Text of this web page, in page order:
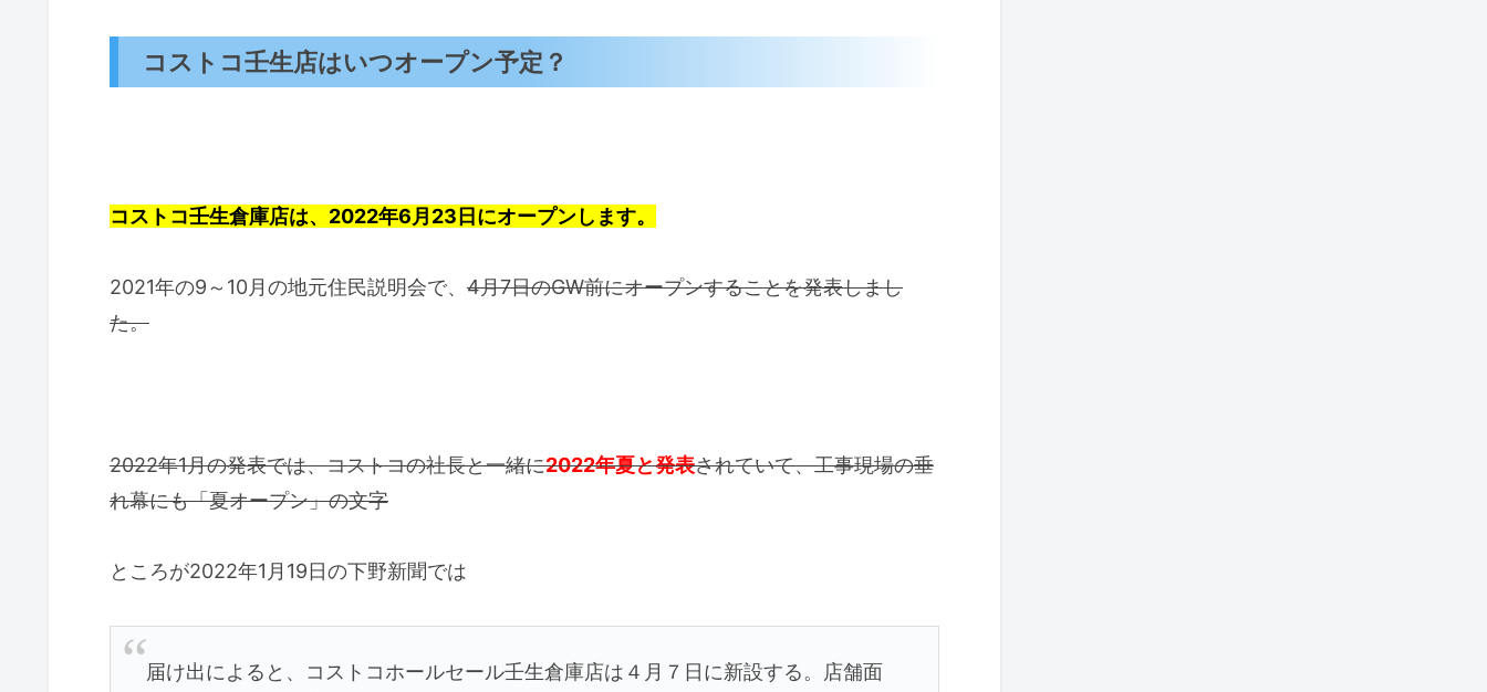
コストコ壬生店はいつオープン予定？
コストコ壬生倉庫店は、2022年6月23日にオープンします。
2021年の9～10月の地元住民説明会で、 4月7日のGW前にオープンすることを発表しまし
た。
2022年1月の発表では、コストコの社長と一緒に2022年夏と発表されていて、工事現場の垂
れ幕にも「夏オープン」の文字
ところが2022年1月19日の下野新聞では
届け出によると、コストコホールセール壬生倉庫店は４月７日に新設する。店舗面